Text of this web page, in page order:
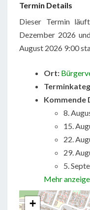
Termin Details
Dieser Termin
Dezember 2026
August 2026 9:00
Ort:
Kommende
8.
15.
22.
29.
5.
Mehr
+